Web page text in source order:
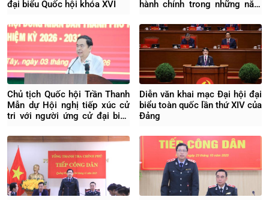
đại biểu Quốc hội khóa XVI
hành chính trong những năm
Chủ tịch Quốc hội Trần Thanh
Mẫn dự Hội nghị tiếp xúc cử
tri với người ứng cử đại biểu
Diễn văn khai mạc Đại hội đại
biểu toàn quốc lần thứ XIV của
Đảng